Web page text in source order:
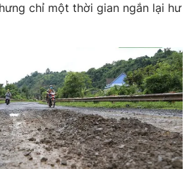
in và báo điện tử số 483/GP-BTTTT
Thủy
Thị Mỹ Hạnh, Phạm Quốc Thắng,
931 - 024.38 355 932
chỉ một thời gian ngắn lại hư